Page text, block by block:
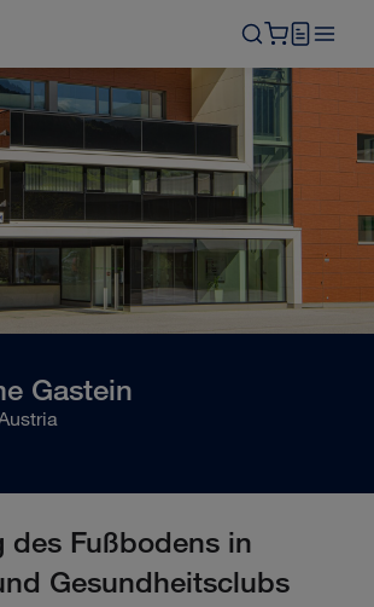
Gastein
des Fußbodens in
Gesundheitsclubs